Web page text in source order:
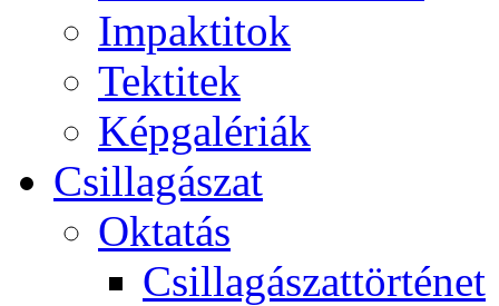
Imp­ak­ti­tok
Tek­ti­tek
Kép­ga­lé­ri­ák
Csil­la­gá­szat
Ok­ta­tás
Csil­la­gá­szat­tör­té­net